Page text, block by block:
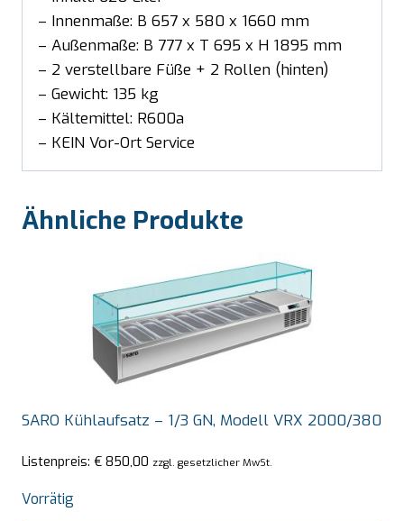
– Innenmaße: B 657 x 580 x 1660 mm
– Außenmaße: B 777 x T 695 x H 1895 mm
– 2 verstellbare Füße + 2 Rollen (hinten)
– Gewicht: 135 kg
– Kältemittel: R600a
– KEIN Vor-Ort Service
Ähnliche Produkte
SARO Kühlaufsatz – 1/3 GN, Modell VRX 2000/380
Listenpreis: € 850,00 zzgl. gesetzlicher MwSt.
Vorrätig